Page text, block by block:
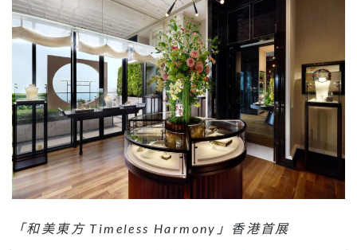
「和美東方 Timeless Harmony」香港首展